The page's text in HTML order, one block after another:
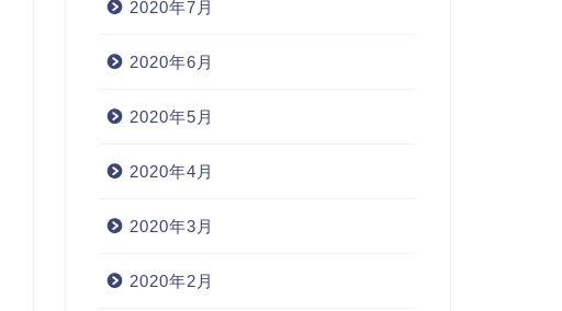
2020年7月
2020年6月
2020年5月
2020年4月
2020年3月
2020年2月